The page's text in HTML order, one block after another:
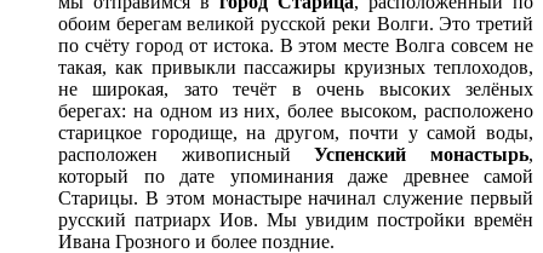
обоим берегам великой русской реки Волги. Это третий
по счёту город от истока. В этом месте Волга совсем не
такая, как привыкли пассажиры круизных теплоходов,
не широкая, зато течёт в очень высоких зелёных
берегах: на одном из них, более высоком, расположено
старицкое городище, на другом, почти у самой воды,
расположен живописныйУспенский монастырь,
который по дате упоминания даже древнее самой
Старицы. В этом монастыре начинал служение первый
русский патриарх Иов. Мы увидим постройки времён
Ивана Грозного и более поздние.